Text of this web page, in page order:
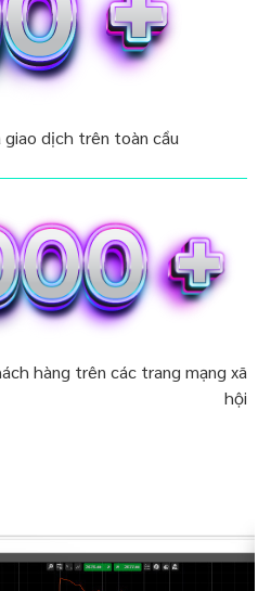
giao dịch trên toàn cầu
hàng trên các trang mạng xã
hội